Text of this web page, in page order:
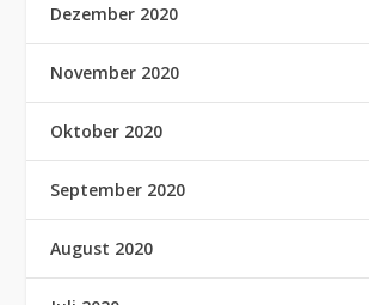
Dezember 2020
November 2020
Oktober 2020
September 2020
August 2020